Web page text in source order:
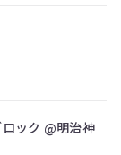
ック @明治神